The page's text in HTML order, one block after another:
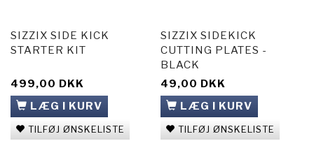
SIZZIX SIDE KICK
STARTER KIT
499,00 DKK
LÆG I KURV
TILFØJ ØNSKELISTE
SIZZIX SIDEKICK
CUTTING PLATES -
BLACK
49,00 DKK
LÆG I KURV
TILFØJ ØNSKELISTE